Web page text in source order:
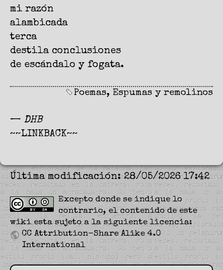
mi razón
alambicada
terca
destila conclusiones
de escándalo y fogata.
Poemas, Espumas y remolinos
— DHB
~~LINKBACK~~
Última modificación: 28/05/2026 17:42
Excepto donde se indique lo
contrario, el contenido de este
wiki esta sujeto a la siguiente licencia:
CC Attribution-Share Alike 4.0
International